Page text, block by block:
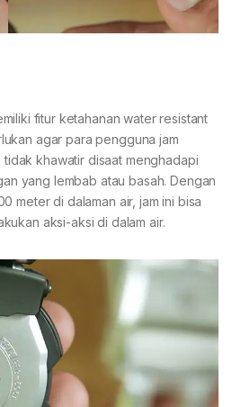
fitur ketahanan water resistant
agar para pengguna jam
khawatir disaat menghadapi
yang lembab atau basah. Dengan
meter di dalaman air, jam ini bisa
aksi-aksi di dalam air.